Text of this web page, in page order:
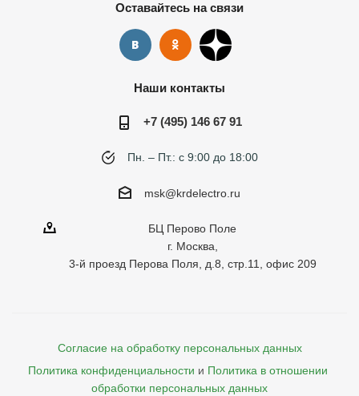
Оставайтесь на связи
Наши контакты
+7 (495) 146 67 91
Пн. – Пт.: с 9:00 до 18:00
msk@krdelectro.ru
БЦ Перово Поле
г. Москва,
3-й проезд Перова Поля, д.8, стр.11, офис 209
Согласие на обработку персональных данных
Политика конфиденциальности и Политика в отношении
обработки персональных данных